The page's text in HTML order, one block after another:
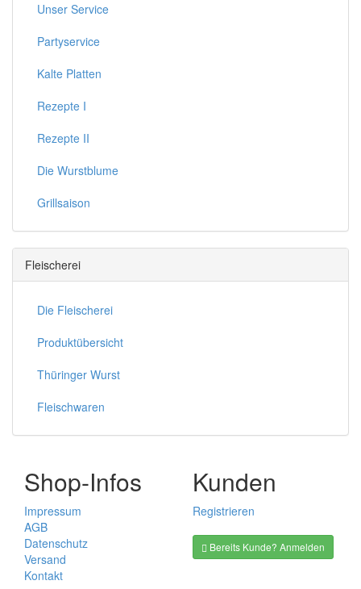
Unser Service
Partyservice
Kalte Platten
Rezepte I
Rezepte II
Die Wurstblume
Grillsaison
Fleischerei
Die Fleischerei
Produktübersicht
Thüringer Wurst
Fleischwaren
Shop-Infos
Impressum
AGB
Datenschutz
Versand
Kontakt
Kunden
Registrieren
Bereits Kunde? Anmelden